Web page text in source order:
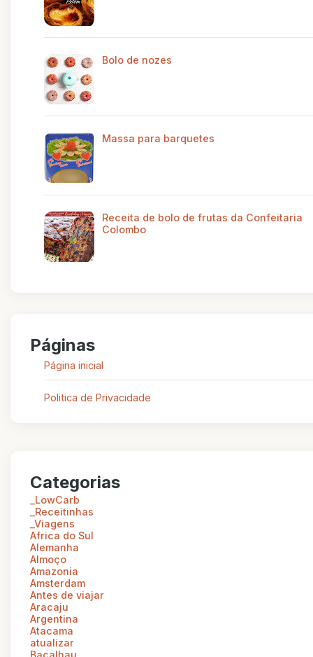
Bolo de nozes
Massa para barquetes
Receita de bolo de frutas da Confeitaria
Colombo
Páginas
Página inicial
Politica de Privacidade
Categorias
_LowCarb
_Receitinhas
_Viagens
Africa do Sul
Alemanha
Almoço
Amazonia
Amsterdam
Antes de viajar
Aracaju
Argentina
Atacama
atualizar
Bacalhau